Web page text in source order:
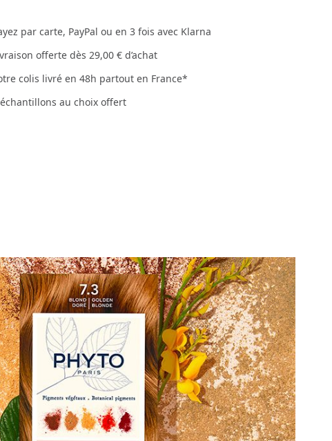
par carte, PayPal ou en 3 fois avec Klarna
offerte dès 29,00 € d’achat
colis livré en 48h partout en France*
au choix offert